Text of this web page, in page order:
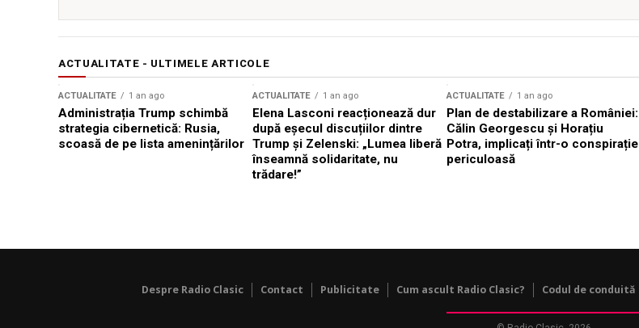
ACTUALITATE - ULTIMELE ARTICOLE
ACTUALITATE 1 an ago
Administrația Trump schimbă
strategia cibernetică: Rusia,
scoasă de pe lista amenințărilor
ACTUALITATE 1 an ago
Elena Lasconi reacționează dur
după eșecul discuțiilor dintre
Trump și Zelenski: „Lumea liberă
înseamnă solidaritate, nu
trădare!”
ACTUALITATE 1 an ago
Plan de destabilizare a României:
Călin Georgescu și Horațiu
Potra, implicați într-o conspirație
periculoasă
Despre Radio Clasic Contact Publicitate Cum ascult Radio Clasic? Codul de conduită